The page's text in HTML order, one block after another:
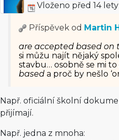
Vloženo před 14 lety
Příspěvek od Martin
are accepted based on
si můžu najít nějaký
stavbu… osobně se mi to
baseda proč by nešlo
Např. oficiální školní
přijímají.
Např. jedna z mnoha: